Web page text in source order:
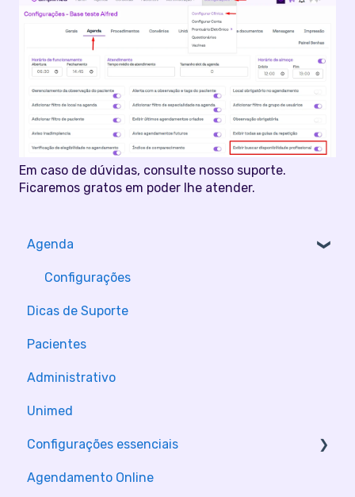
Em caso de dúvidas, consulte nosso suporte.
Ficaremos gratos em poder lhe atender.
Agenda
Configurações
Dicas de Suporte
Pacientes
Administrativo
Unimed
Configurações essenciais
Configuração da Clinica
Agendamento Online